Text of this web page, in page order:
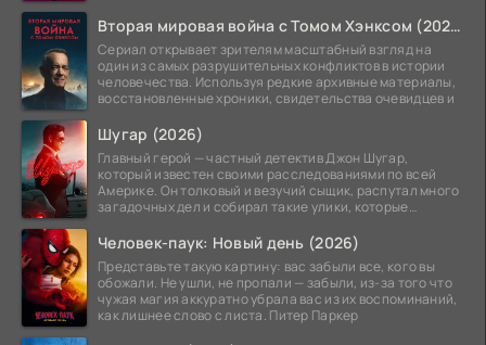
Вторая мировая война с Томом Хэнксом (2026)
Сериал открывает зрителям масштабный взгляд на
один из самых разрушительных конфликтов в истории
человечества. Используя редкие архивные материалы,
восстановленные хроники, свидетельства очевидцев и
Шугар (2026)
Главный герой — частный детектив Джон Шугар,
который известен своими расследованиями по всей
Америке. Он толковый и везучий сыщик, распутал много
загадочных дел и собирал такие улики, которые
Человек-паук: Новый день (2026)
Представьте такую картину: вас забыли все, кого вы
обожали. Не ушли, не пропали — забыли, из-за того что
чужая магия аккуратно убрала вас из их воспоминаний,
как лишнее слово с листа. Питер Паркер